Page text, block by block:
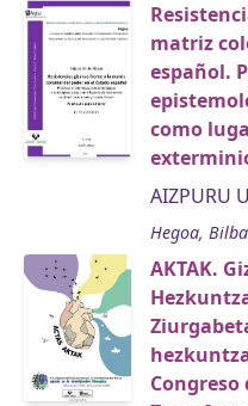
matriz
español.
como
AIZPURU
Hegoa,
AKTAK.
Congreso